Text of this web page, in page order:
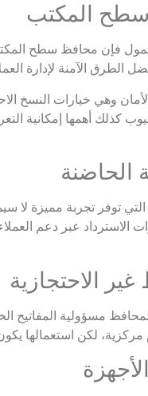
فإن محافظ سطح
الطرق الآمنة لإدارة
وهي خيارات النسخ
كذلك أهمها إمكانية
توفر تجربة مميزة لا
الاسترداد عبر دعم
مسؤولية المفاتيح
لكن استعمالها